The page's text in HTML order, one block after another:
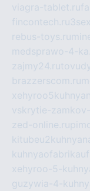
viagra-tablet.ru
fincontech.ru
rebus-toys.ru
medsprawo-4-
zajmy24.ru
brazzerscom.ru
vskrytie-
zed-online.ru
xehyroo-5-
guzywia-4-